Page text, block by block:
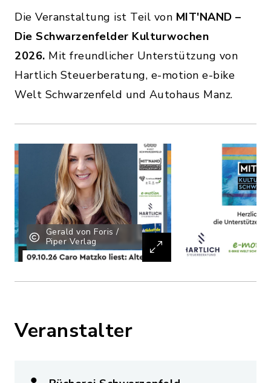
Die Veranstaltung ist Teil von MIT'NAND –
Die Schwarzenfelder Kulturwochen
2026. Mit freundlicher Unterstützung von
Hartlich Steuerberatung, e-motion e-bike
Welt Schwarzenfeld und Autohaus Manz.
Gerald von Foris /
Piper Verlag
Veranstalter